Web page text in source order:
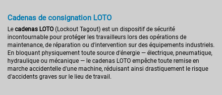
Cadenas de consignation LOTO
Le cadenas LOTO (Lockout Tagout) est un dispositif de sécurité
incontournable pour protéger les travailleurs lors des opérations de
maintenance, de réparation ou d'intervention sur des équipements industriels.
En bloquant physiquement toute source d'énergie — électrique, pneumatique,
hydraulique ou mécanique — le cadenas LOTO empêche toute remise en
marche accidentelle d'une machine, réduisant ainsi drastiquement le risque
d'accidents graves sur le lieu de travail.